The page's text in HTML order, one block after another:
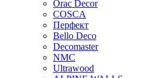
Orac Decor
COSCA
Перфект
Bello Deco
Decomaster
NMС
Ultrawood